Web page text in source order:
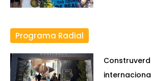
Programa Radial